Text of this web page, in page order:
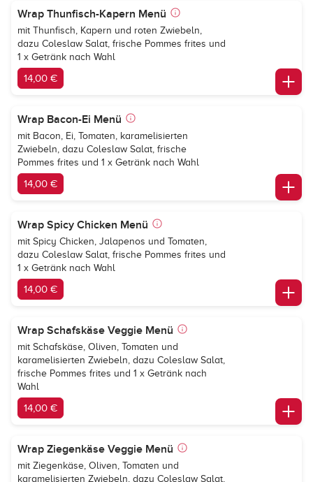
Wrap Thunfisch-Kapern Menü
mit Thunfisch, Kapern und roten Zwiebeln,
dazu Coleslaw Salat, frische Pommes frites und
1 x Getränk nach Wahl
14,00 €
Wrap Bacon-Ei Menü
mit Bacon, Ei, Tomaten, karamelisierten
Zwiebeln, dazu Coleslaw Salat, frische
Pommes frites und 1 x Getränk nach Wahl
14,00 €
Wrap Spicy Chicken Menü
mit Spicy Chicken, Jalapenos und Tomaten,
dazu Coleslaw Salat, frische Pommes frites und
1 x Getränk nach Wahl
14,00 €
Wrap Schafskäse Veggie Menü
mit Schafskäse, Oliven, Tomaten und
karamelisierten Zwiebeln, dazu Coleslaw Salat,
frische Pommes frites und 1 x Getränk nach
Wahl
14,00 €
Wrap Ziegenkäse Veggie Menü
mit Ziegenkäse, Oliven, Tomaten und
karamelisierten Zwiebeln, dazu Coleslaw Salat,